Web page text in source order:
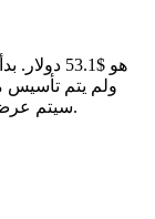
سيتم عرض بيانات السوق بمجرد تسجيل حجم تداول كافٍ.